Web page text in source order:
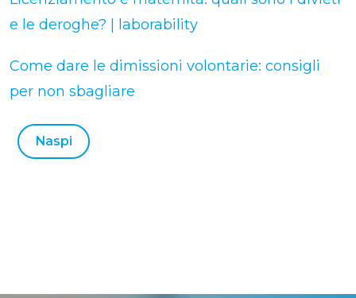
e le deroghe? | laborability
Come dare le dimissioni volontarie: consigli
per non sbagliare
Naspi